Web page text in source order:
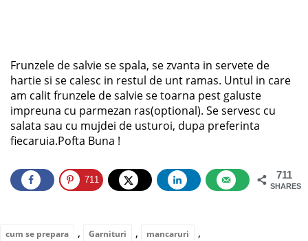
Frunzele de salvie se spala, se zvanta in servete de
hartie si se calesc in restul de unt ramas. Untul in care
am calit frunzele de salvie se toarna pest galuste
impreuna cu parmezan ras(optional). Se servesc cu
salata sau cu mujdei de usturoi, dupa preferinta
fiecaruia.Pofta Buna !
711
SHARES
711
cum se prepara , Garnituri , mancaruri ,